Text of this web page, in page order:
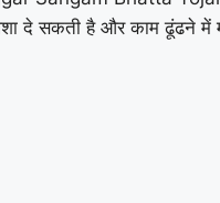
आशा दे सकती है और काम